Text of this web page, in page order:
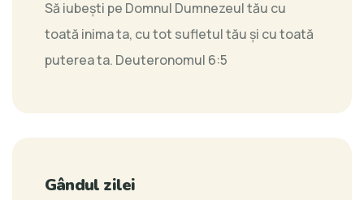
Să iubeşti pe Domnul Dumnezeul tău cu
toată inima ta, cu tot sufletul tău şi cu toată
puterea ta. Deuteronomul 6:5
Gândul zilei